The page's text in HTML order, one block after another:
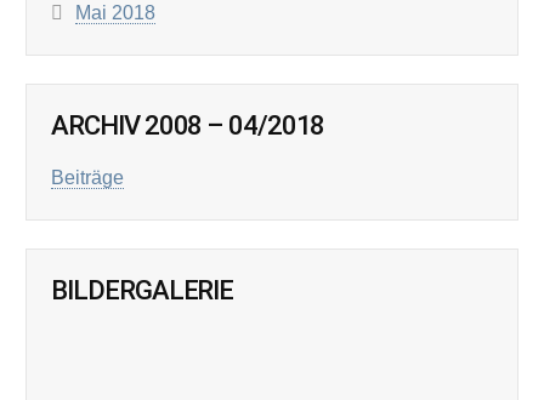
Mai 2018
ARCHIV 2008 – 04/2018
Beiträge
BILDERGALERIE